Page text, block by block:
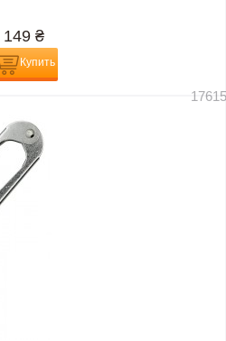
149 ₴
Купить